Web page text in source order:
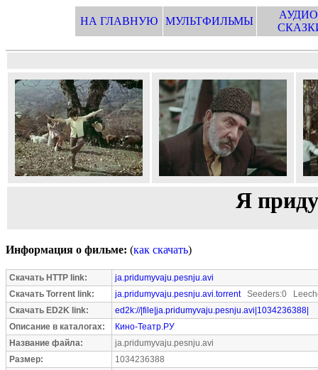
НА ГЛАВНУЮ МУЛЬТФИЛЬМЫ
Я
Информация о фильме: (как скачать)
Скачать HTTP link:
ja.pridumyvaju.pesnju.avi
Скачать Torrent link:
ja.pridumyvaju.pesnju.avi.torrentSeeders:0
Скачать ED2K link:
ed2k://|file|ja.pridumyvaju.pesnju.avi|1034236388|
Описание в каталогах:
Кино-Театр.РУ
Название файла:
ja.pridumyvaju.pesnju.avi
Размер:
1034236388